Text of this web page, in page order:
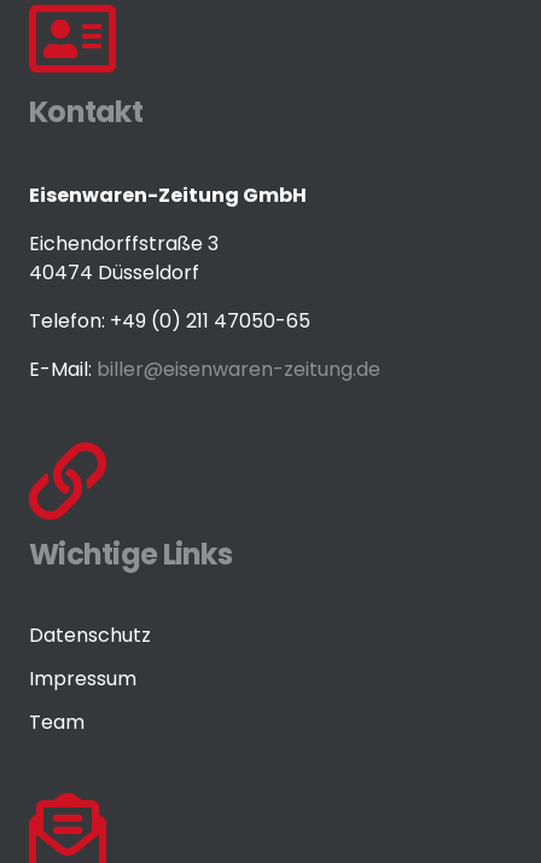
Kontakt
Eisenwaren-Zeitung GmbH
Eichendorffstraße 3
40474 Düsseldorf
Telefon: +49 (0) 211 47050-65
E-Mail: biller@eisenwaren-zeitung.de
Wichtige Links
Datenschutz
Impressum
Team